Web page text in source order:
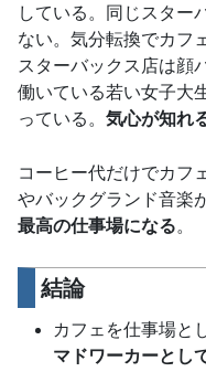
している。同じスター
ない。気分転換でカフ
スターバックス店は顔
働いている若い女子大
っている。 気心が知れ
コーヒー代だけでカフ
やバックグランド音楽
最高の仕事場になる。
結論
カフェを仕事場と
マドワーカーとし